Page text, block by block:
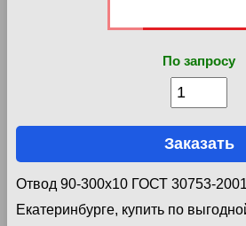
По запросу
Заказать
Отвод 90-300х10 ГОСТ 30753-
Екатеринбурге, купить по